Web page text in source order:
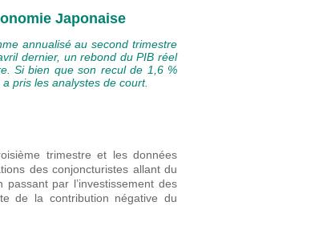
Japonaise
annualisé au second trimestre
dernier, un rebond du PIB réel
Si bien que son recul de 1,6 %
pris les analystes de court.
trimestre et les données
des conjoncturistes allant du
par l’investissement des
de la contribution négative du